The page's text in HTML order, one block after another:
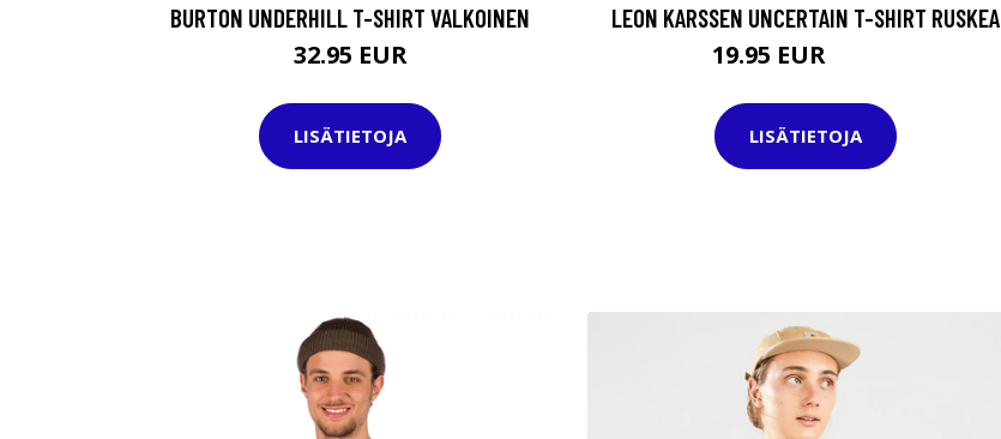
BURTON UNDERHILL T-SHIRT VALKOINEN
32.95 EUR
LISÄTIETOJA
LEON KARSSEN UNCERTAIN T-SHIRT RUSKEA
19.95 EUR
LISÄTIETOJA